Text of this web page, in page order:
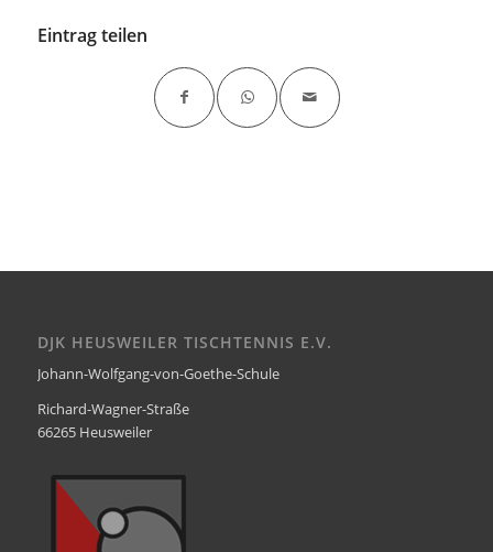
Eintrag teilen
DJK HEUSWEILER TISCHTENNIS E.V.
Johann-Wolfgang-von-Goethe-Schule
Richard-Wagner-Straße
66265 Heusweiler